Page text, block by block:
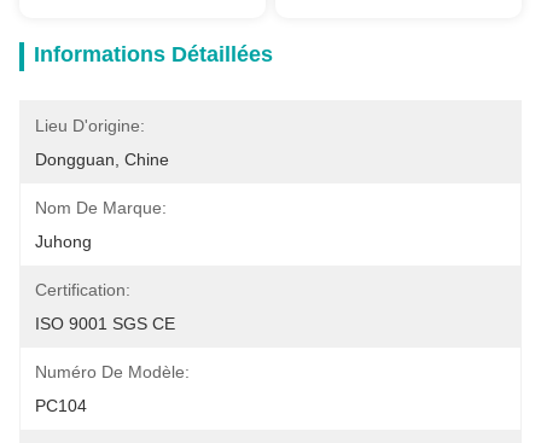
Informations Détaillées
Lieu D'origine:
Dongguan, Chine
Nom De Marque:
Juhong
Certification:
ISO 9001 SGS CE
Numéro De Modèle:
PC104